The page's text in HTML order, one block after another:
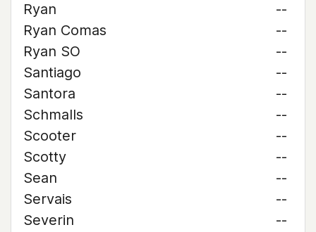
Ryan
--
Ryan Comas
--
Ryan SO
--
Santiago
--
Santora
--
Schmalls
--
Scooter
--
Scotty
--
Sean
--
Servais
--
Severin
--